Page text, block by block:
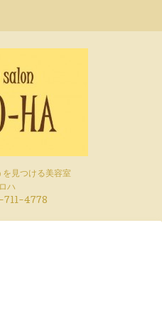
を見つける美容室
ハ
4778